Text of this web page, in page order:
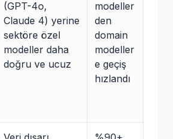
(GPT-4o,
Claude 4) yerine
sektöre özel
modeller daha
doğru ve ucuz
modeller
den
domain
modeller
e geçiş
hızlandı